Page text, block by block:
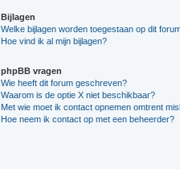
Bijlagen
Welke bijlagen worden toegestaan op dit
Hoe vind ik al mijn bijlagen?
phpBB vragen
Wie heeft dit forum geschreven?
Waarom is de optie X niet beschikbaar?
Met wie moet ik contact opnemen omtrent
Hoe neem ik contact op met een beheerder?